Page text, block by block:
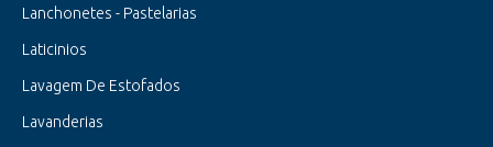
Lanchonetes - Pastelarias
Laticinios
Lavagem De Estofados
Lavanderias